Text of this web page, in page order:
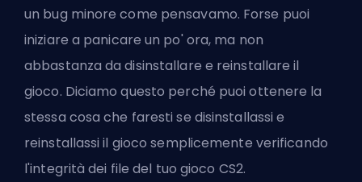
un bug minore come pensavamo. Forse puoi
iniziare a panicare un po' ora, ma non
abbastanza da disinstallare e reinstallare il
gioco. Diciamo questo perché puoi ottenere la
stessa cosa che faresti se disinstallassi e
reinstallassi il gioco semplicemente verificando
l'integrità dei file del tuo gioco CS2.